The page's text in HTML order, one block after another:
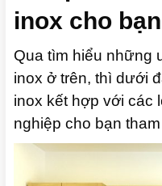
inox cho
Qua tìm hiểu những
inox ở trên, thì dưới
inox kết hợp với các
nghiệp cho bạn